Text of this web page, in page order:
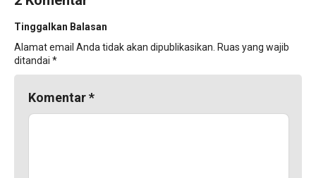
Tinggalkan Balasan
Alamat email Anda tidak akan dipublikasikan. Ruas yang wajib
ditandai *
Komentar*